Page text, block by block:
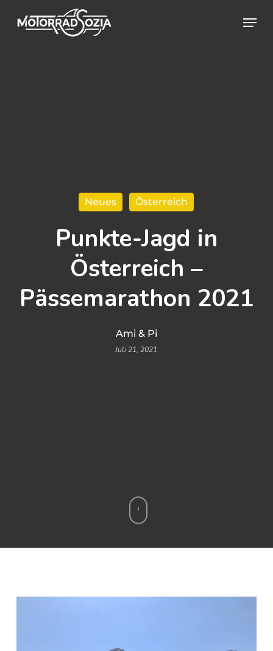
Menu
Neues Österreich
Punkte-Jagd in
Österreich –
Pässemarathon 2021
Ami & Pi
Juli 21, 2021